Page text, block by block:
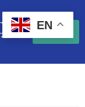
EN